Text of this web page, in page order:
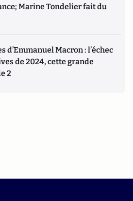
Marine Tondelier fait du
d’Emmanuel Macron : l’échec
de 2024, cette grande
2